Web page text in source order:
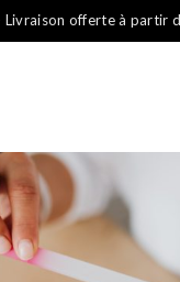
Livraison offerte à partir